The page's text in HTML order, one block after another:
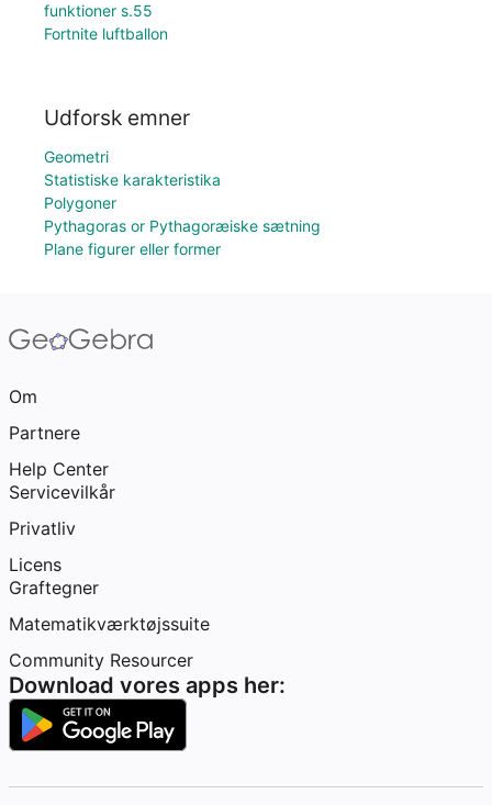
funktioner s.55
Fortnite luftballon
Udforsk emner
Geometri
Statistiske karakteristika
Polygoner
Pythagoras or Pythagoræiske sætning
Plane figurer eller former
Om
Partnere
Help Center
Servicevilkår
Privatliv
Licens
Graftegner
Matematikværktøjssuite
Community Resourcer
Download vores apps her: